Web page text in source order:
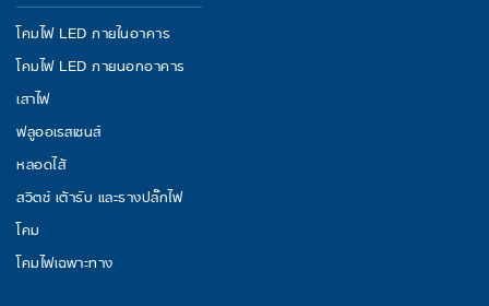
โคมไฟ LED ภายในอาคาร
โคมไฟ LED ภายนอกอาคาร
เสาไฟ
ฟลูออเรสเซนส์
หลอดไส้
สวิตช์ เต้ารับ และรางปลั๊กไฟ
โคม
โคมไฟเฉพาะทาง